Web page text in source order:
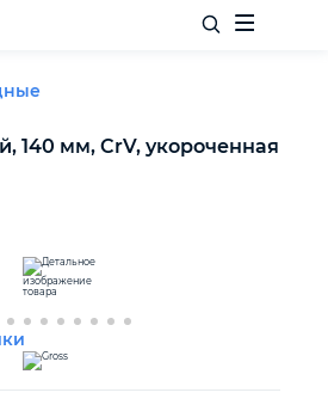
140 мм, CrV, укороченная